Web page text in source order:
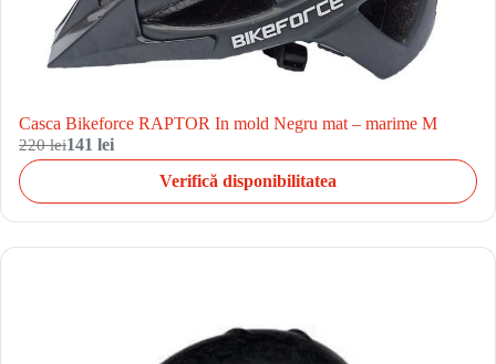
Casca Bikeforce RAPTOR In mold Negru mat – marime M
220 lei141 lei
Verifică disponibilitatea